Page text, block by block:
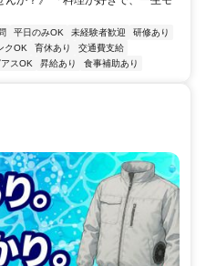
平日のみOK 未経験者歓迎
研修あり
クOK 育休あり
交通費支給
アスOK 昇給あり 食事補助あり